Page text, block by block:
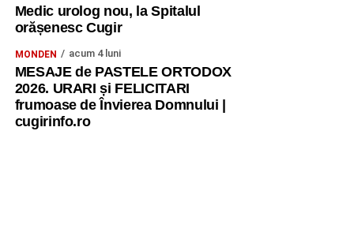
Medic urolog nou, la Spitalul
orășenesc Cugir
MONDEN acum 4 luni
MESAJE de PASTELE ORTODOX
2026. URARI și FELICITARI
frumoase de Învierea Domnului |
cugirinfo.ro